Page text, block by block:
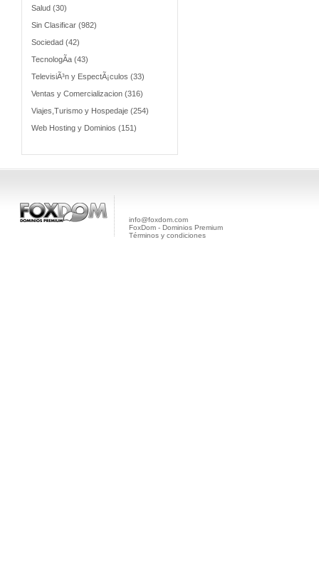
Salud (30)
Sin Clasificar (982)
Sociedad (42)
TecnologÃ­a (43)
TelevisiÃ³n y EspectÃ¡culos (33)
Ventas y Comercializacion (316)
Viajes,Turismo y Hospedaje (254)
Web Hosting y Dominios (151)
info@foxdom.com
FoxDom - Dominios Premium
Términos y condiciones